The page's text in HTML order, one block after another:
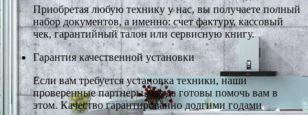
Приобретая любую технику у нас, вы получаете полный
набор документов, а именно: счет фактуру, кассовый
чек, гарантийный талон или сервисную книгу.
Гарантия качественной установки
Если вам требуется установка техники, наши
проверенные партнеры всегда готовы помочь вам в
этом. Качество гарантированно долгими годами